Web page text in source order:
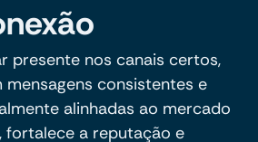
presente nos canais certos,
mensagens consistentes e
alinhadas ao mercado
fortalece a reputação e